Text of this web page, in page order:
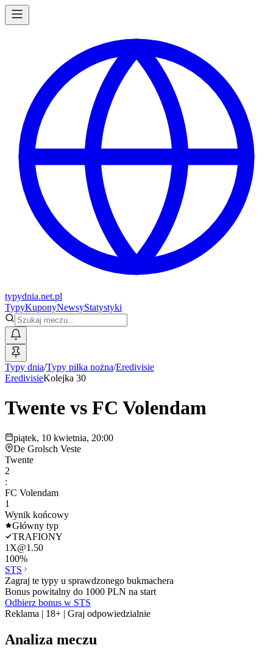
typydnia.net.pl
TypyKuponyNewsyStatystyki
Typy dnia/Typy piłka nożna/Eredivisie
EredivisieKolejka 30
Twente vs FC Volendam
piątek, 10 kwietnia, 20:00
De Grolsch Veste
Twente
2
:
FC Volendam
1
Wynik końcowy
Główny typ
TRAFIONY
1X@1.50
100%
STS
Zagraj te typy u sprawdzonego bukmachera
Bonus powitalny do 1000 PLN na start
Odbierz bonus w STS
Reklama | 18+ | Graj odpowiedzialnie
Analiza meczu